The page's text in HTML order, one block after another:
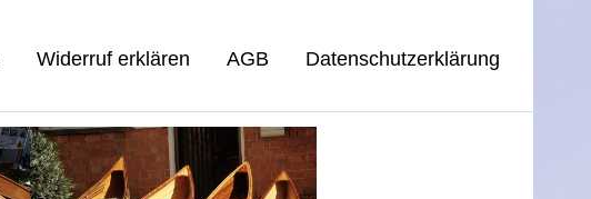
Widerruf erklären AGB Datenschutzerklärung